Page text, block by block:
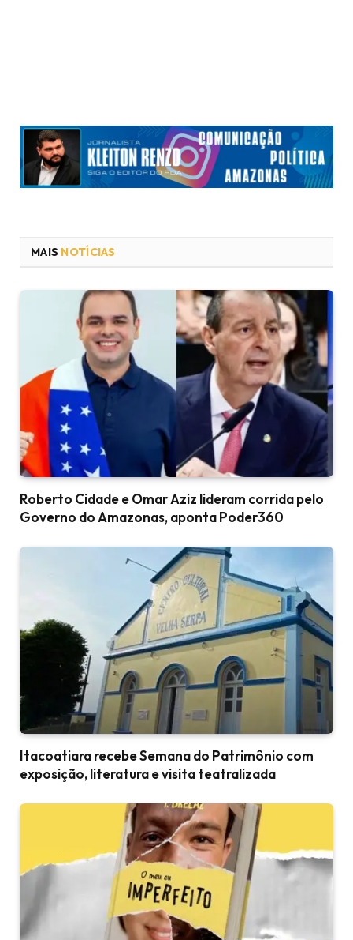
MAIS NOTÍCIAS
Roberto Cidade e Omar Aziz lideram corrida pelo
Governo do Amazonas, aponta Poder360
Itacoatiara recebe Semana do Patrimônio com
exposição, literatura e visita teatralizada